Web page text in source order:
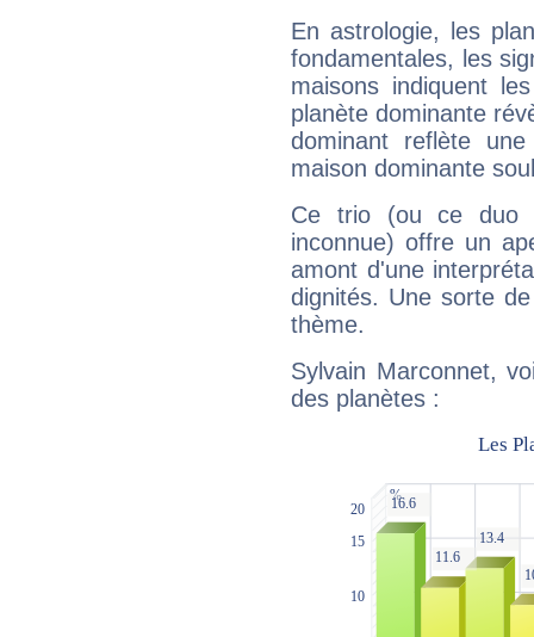
En astrologie, les
fondamentales, les
maisons indiquent
planète dominante
dominant reflète
maison dominante
Ce trio (ou ce duo
inconnue) offre un
amont d'une
dignités. Une sorte
thème.
Sylvain Marconnet,
des planètes :